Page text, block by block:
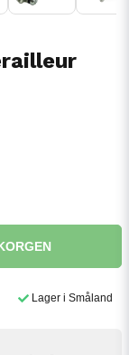
Lager i Småland